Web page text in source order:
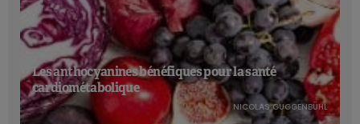
Les anthocyanines bénéfiques pour la santé
cardiométabolique
NICOLAS GUGGENBÜHL